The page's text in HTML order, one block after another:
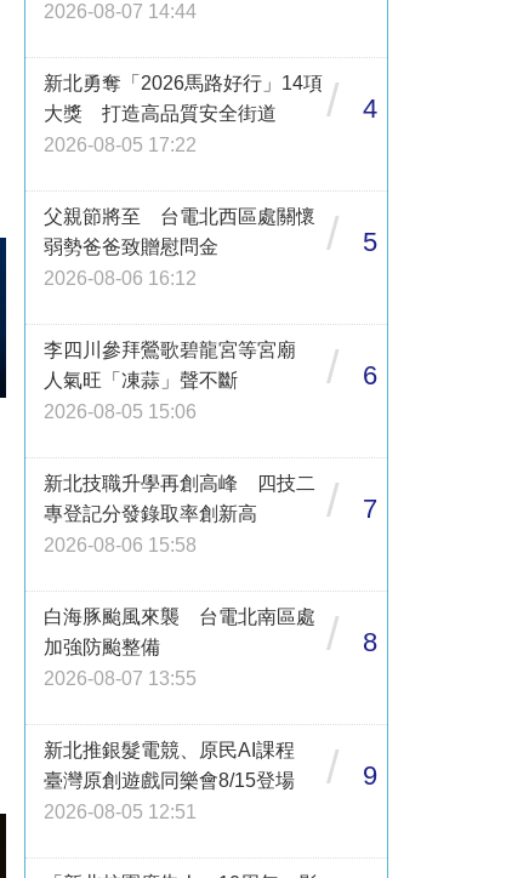
2026-08-07 14:44
新北勇奪「2026馬路好行」14項
大獎 打造高品質安全街道
2026-08-05 17:22
/ 4
父親節將至 台電北西區處關懷
弱勢爸爸致贈慰問金
2026-08-06 16:12
/ 5
李四川參拜鶯歌碧龍宮等宮廟
人氣旺「凍蒜」聲不斷
2026-08-05 15:06
/ 6
新北技職升學再創高峰 四技二
專登記分發錄取率創新高
2026-08-06 15:58
/ 7
白海豚颱風來襲 台電北南區處
加強防颱整備
2026-08-07 13:55
/ 8
新北推銀髮電競、原民AI課程
臺灣原創遊戲同樂會8/15登場
2026-08-05 12:51
/ 9